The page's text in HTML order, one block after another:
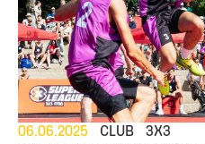
06.06.2025 CLUB 3X3